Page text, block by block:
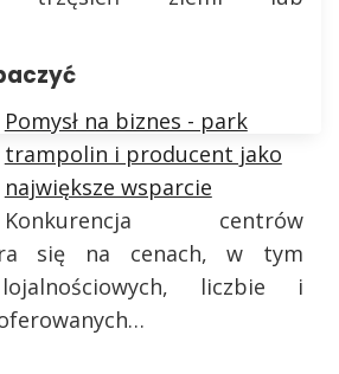
Pomysł na biznes - park
trampolin i producent jako
największe wsparcie
Konkurencja centrów
się na cenach, w tym
liczbie i